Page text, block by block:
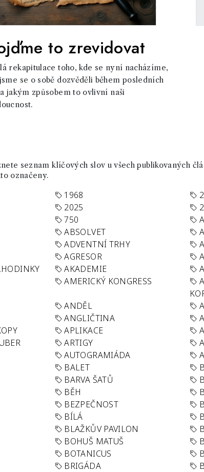
to zrevidovat
rekapitulace toho, kde se nyní nacházíme,
se o sobě dozvěděli během posledních
jakým způsobem to ovlivní naši
seznam klíčových slov u všech publikovaných
označeny.
1968
2025
750
ABSOLVET
ADVENTNÍ TRHY
AGRESOR
AKADEMIE
AMERICKÝ KONGRESS
ANDĚL
ANGLIČTINA
APLIKACE
ARTIGY
AUTOGRAMIÁDA
BALET
BARVA ŠATŮ
BĚH
BEZPEČNOST
BÍLÁ
BLAŽKŮV PAVILON
BOHUŠ MATUŠ
BOTANICUS
BRIGÁDA